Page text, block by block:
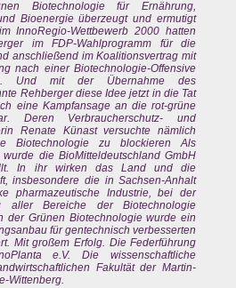
Biotechnologie für Ernährung,
Bioenergie überzeugt und ermutigt
InnoRegio-Wettbewerb 2000 hatten
im FDP-Wahlprogramm für die
anschließend im Koalitionsvertrag mit
nach einer Biotechnologie-Offensive
Und mit der Übernahme des
Rehberger diese Idee jetzt in die Tat
eine Kampfansage an die rot-grüne
Deren Verbraucherschutz- und
Renate Künast versuchte nämlich
Biotechnologie zu blockieren Als
wurde die BioMitteldeutschland GmbH
In ihr wirken das Land und die
insbesondere die in Sachsen-Anhalt
pharmazeutische Industrie, bei der
aller Bereiche der Biotechnologie
der Grünen Biotechnologie wurde ein
für gentechnisch verbesserten
Mit großem Erfolg. Die Federführung
e.V. Die wissenschaftliche
Fakultät der Martin-
Wittenberg.